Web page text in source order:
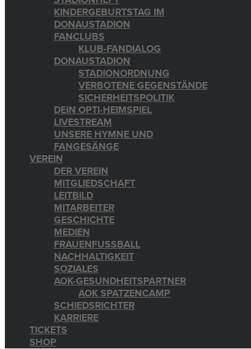
KINDERGEBURTSTAG IM
DONAUSTADION
FANCLUBS
KLUB-FANDIALOG
DONAUSTADION
STADIONORDNUNG
VERBOTENE GEGENSTÄNDE
SICHERHEITSPOLITIK
DEIN OPTI-HEIMSPIEL
LIVESTREAM
UNSERE HYMNE UND
FANGESÄNGE
VEREIN
DER VEREIN
MITGLIEDSCHAFT
LEITBILD
MITARBEITER
GESCHICHTE
MEDIEN
FRAUENFUSSBALL
NACHHALTIGKEIT
SOZIALES
AOK-GESUNDHEITSPARTNER
AOK SPATZENCAMP
SCHIEDSRICHTER
KARRIERE
TICKETS
SHOP